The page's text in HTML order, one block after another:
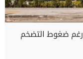
اقتصادي يتوقع تثبيت الفائدة في مصر رغم ضغوط التضخم